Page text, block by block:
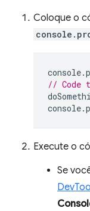
Coloque o
console.
// Code
console.
Execute o
Se